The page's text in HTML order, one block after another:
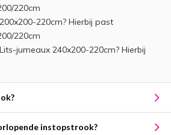
220cm
220cm? Hierbij past
220cm
jumeaux 240x200-220cm? Hierbij
instopstrook?